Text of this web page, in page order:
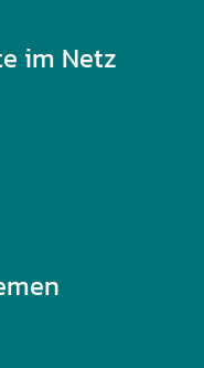
im Netz